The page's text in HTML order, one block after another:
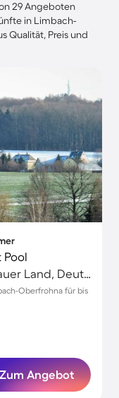
29 Angeboten
in Limbach-
Qualität, Preis und
Limbach-Oberfrohna, Zwickauer Land, Deutschland
Oberfrohna für bis
Zum Angebot